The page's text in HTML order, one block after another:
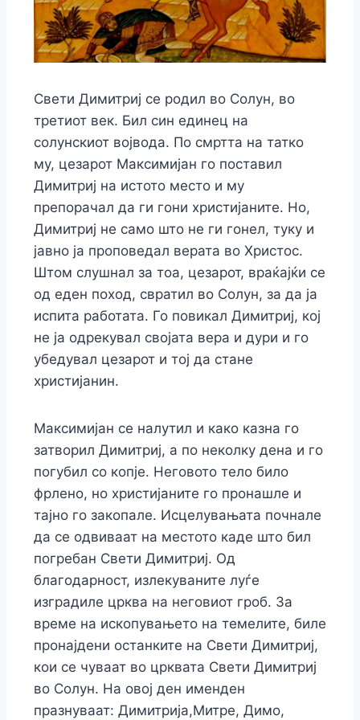
Свети Димитриј се родил во Солун, во
третиот век. Бил син единец на
солунскиот војвода. По смртта на татко
му, цезарот Максимијан го поставил
Димитриј на истото место и му
препорачал да ги гони христијаните. Но,
Димитриј не само што не ги гонел, туку и
јавно ја проповедал верата во Христос.
Штом слушнал за тоа, цезарот, враќајќи се
од еден поход, свратил во Солун, за да ја
испита работата. Го повикал Димитриј, кој
не ја одрекувал својата вера и дури и го
убедувал цезарот и тој да стане
христијанин.
Максимијан се налутил и како казна го
затворил Димитриј, а по неколку дена и го
погубил со копје. Неговото тело било
фрлено, но христијаните го пронашле и
тајно го закопале. Исцелувањата почнале
да се одвиваат на местото каде што бил
погребан Свети Димитриј. Од
благодарност, излекуваните луѓе
изградиле црква на неговиот гроб. За
време на ископувањето на темелите, биле
пронајдени останките на Свети Димитриј,
кои се чуваат во црквата Свети Димитриј
во Солун. На овој ден именден
празнуваат: Димитрија,Митре, Димо,